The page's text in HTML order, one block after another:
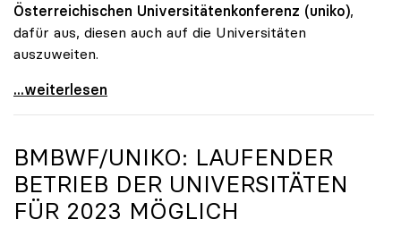
Österreichischen Universitätenkonferenz (uniko),
dafür aus, diesen auch auf die Universitäten
auszuweiten.
uniko: Energiekostenzuschuss sollte auch für
...weiterlesen
BMBWF/UNIKO: LAUFENDER
BETRIEB DER UNIVERSITÄTEN
FÜR 2023 MÖGLICH